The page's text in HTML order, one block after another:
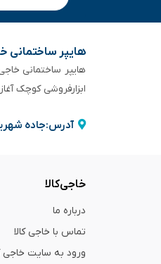
هایپر ساختمانی
ابزارفروشی کوچک
آدرس:جاده
خاجی‌کالا
درباره ما
تماس با خاجی کالا
ورود به سایت خاجی‌